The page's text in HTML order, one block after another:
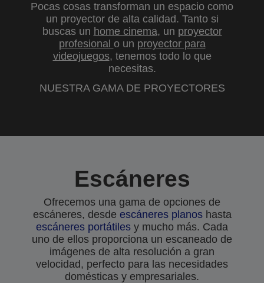
Pocas cosas transforman un espacio como
un proyector de alta calidad. Tanto si
buscas un home cinema, un proyector
profesional o un proyector para
videojuegos, tenemos todo lo que
necesitas.
NUESTRA GAMA DE PROYECTORES
Escáneres
Ofrecemos una gama de opciones de
escáneres, desde escáneres planoshasta
escáneres portátiles y mucho más. Cada
uno de ellos proporciona un escaneado de
imágenes de alta resolución a gran
velocidad, perfecto para las necesidades
domésticas y empresariales.